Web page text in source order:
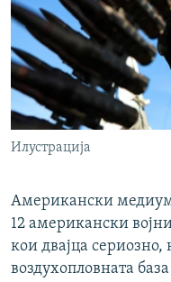
Илустрација
Американски
12 американски
кои двајца сериозно,
воздухопловната